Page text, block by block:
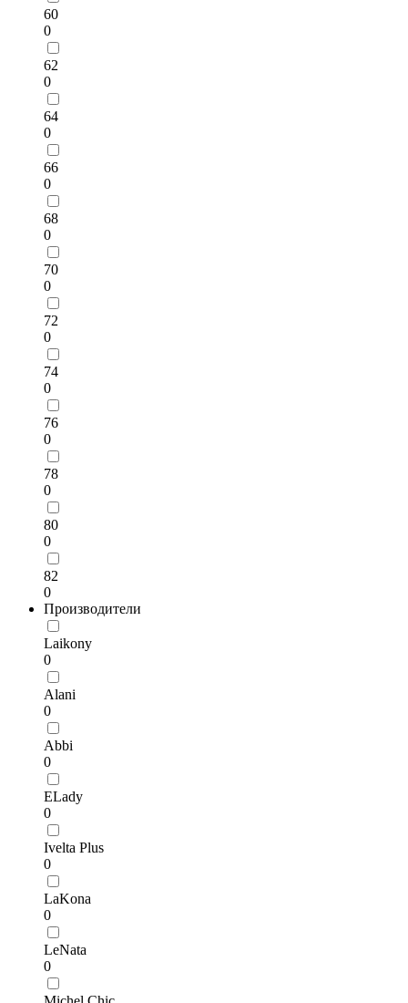
60
0
62
0
64
0
66
0
68
0
70
0
72
0
74
0
76
0
78
0
80
0
82
0
Производители
Laikony
0
Alani
0
Abbi
0
ELady
0
Ivelta Plus
0
LaKona
0
LeNata
0